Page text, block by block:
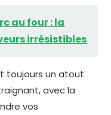
au four : la
irrésistibles
toujours un atout
avec la
vos